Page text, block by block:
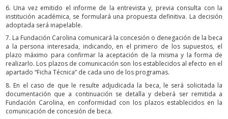
6. Una vez emitido el informe de la entrevista y, previa consulta con la
institución académica, se formulará una propuesta definitiva. La decisión
adoptada será inapelable.
7. La Fundación Carolina comunicará la concesión o denegación de la beca
a la persona interesada, indicando, en el primero de los supuestos, el
plazo máximo para confirmar la aceptación de la misma y la forma de
realizarlo. Los plazos de comunicación son los establecidos al efecto en el
apartado “Ficha Técnica” de cada uno de los programas.
8. En el caso de que le resulte adjudicada la beca, le será solicitada la
documentación que a continuación se detalla y deberá ser remitida a
Fundación Carolina, en conformidad con los plazos establecidos en la
comunicación de concesión de beca.